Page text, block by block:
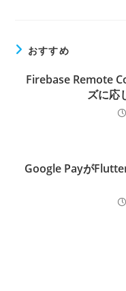
おすすめ
Firebase Remote
ズに応
Google Payが